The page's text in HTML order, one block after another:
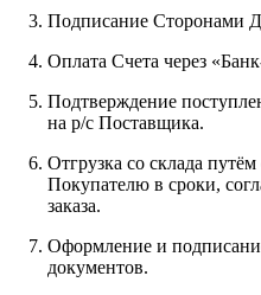
Подписание Сторонами
Оплата Счета через
Подтверждение
на р/с Поставщика.
Отгрузка со склада
Покупателю в сроки,
заказа.
Оформление и
документов.